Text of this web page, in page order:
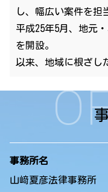
し、幅広い案件を担
平成25年5月、地元
を開設。
以来、地域に根ざし
事務所名
山﨑夏彦法律事務所